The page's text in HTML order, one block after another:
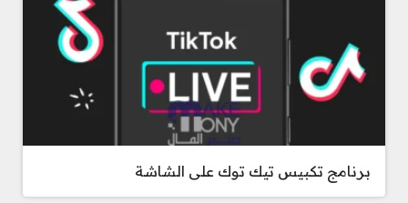
برنامج تكبيس تيك توك على الشاشة